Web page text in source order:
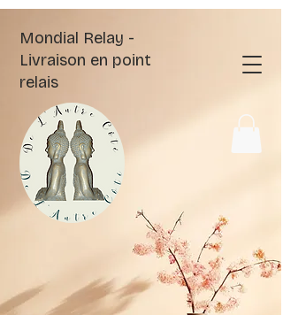
Mondial Relay -
Livraison en point
relais